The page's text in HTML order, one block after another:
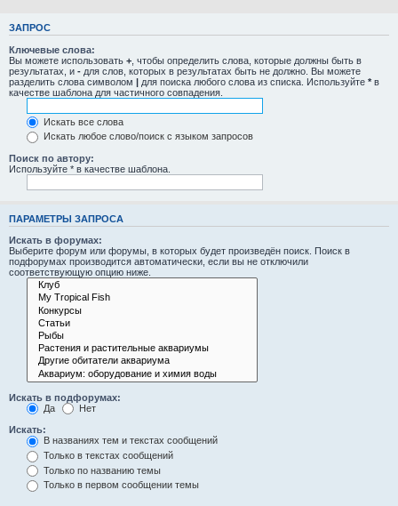
ЗАПРОС
Ключевые слова:
Вы можете использовать + , чтобы определить слова, которые должны быть в
результатах, и - для слов, которых в результатах быть не должно. Вы можете
разделить слова символом | для поиска любого слова из списка. Используйте * в
качестве шаблона для частичного совпадения.
Искать все слова
Искать любое слово/поиск с языком запросов
Поиск по автору:
Используйте * в качестве шаблона.
ПАРАМЕТРЫ ЗАПРОСА
Искать в форумах:
Выберите форум или форумы, в которых будет произведён поиск. Поиск в
подфорумах производится автоматически, если вы не отключили
соответствующую опцию ниже.
Искать в подфорумах:
Да
Нет
Искать:
В названиях тем и текстах сообщений
Только в текстах сообщений
Только по названию темы
Только в первом сообщении темы